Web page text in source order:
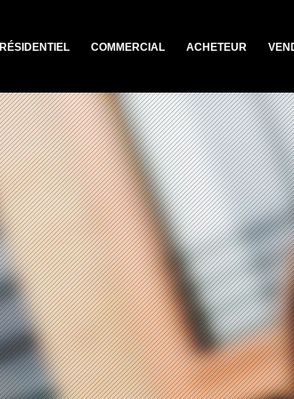
RÉSIDENTIEL COMMERCIAL ACHETEUR